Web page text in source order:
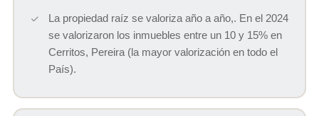
La propiedad raíz se valoriza año a año,. En el 2024
se valorizaron los inmuebles entre un 10 y 15% en
Cerritos, Pereira (la mayor valorización en todo el
País).